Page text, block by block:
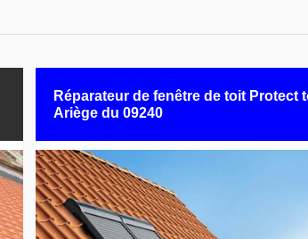
Réparateur de fenêtre de toit Protect
Ariège du 09240